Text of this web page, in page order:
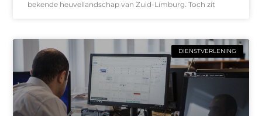
bekende heuvellandschap van Zuid-Limburg. Toch zit
DIENSTVERLENING